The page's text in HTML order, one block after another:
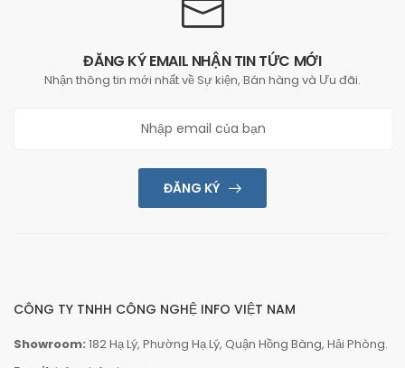
ĐĂNG KÝ EMAIL NHẬN TIN TỨC MỚI
Nhận thông tin mới nhất về Sự kiện, Bán hàng và Ưu đãi.
ĐĂNG KÝ
CÔNG TY TNHH CÔNG NGHỆ INFO VIỆT NAM
Showroom: 182 Hạ Lý, Phường Hạ Lý, Quận Hồng Bàng, Hải Phòng.